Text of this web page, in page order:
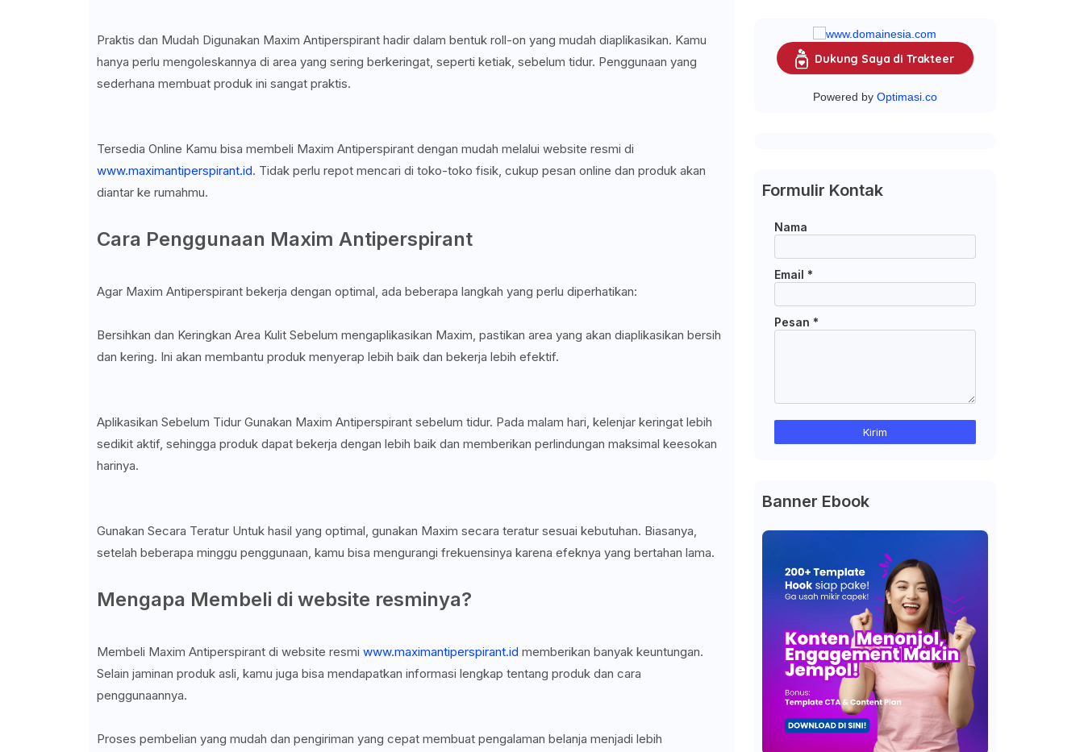
Praktis dan Mudah Digunakan Maxim Antiperspirant hadir dalam bentuk roll-on yang mudah diaplikasikan. Kamu
hanya perlu mengoleskannya di area yang sering berkeringat, seperti ketiak, sebelum tidur. Penggunaan yang
sederhana membuat produk ini sangat praktis.
Tersedia Online Kamu bisa membeli Maxim Antiperspirant dengan mudah melalui website resmi di
www.maximantiperspirant.id. Tidak perlu repot mencari di toko-toko fisik, cukup pesan online dan produk akan
diantar ke rumahmu.
Cara Penggunaan Maxim Antiperspirant
Agar Maxim Antiperspirant bekerja dengan optimal, ada beberapa langkah yang perlu diperhatikan:
Bersihkan dan Keringkan Area Kulit Sebelum mengaplikasikan Maxim, pastikan area yang akan diaplikasikan bersih
dan kering. Ini akan membantu produk menyerap lebih baik dan bekerja lebih efektif.
Aplikasikan Sebelum Tidur Gunakan Maxim Antiperspirant sebelum tidur. Pada malam hari, kelenjar keringat lebih
sedikit aktif, sehingga produk dapat bekerja dengan lebih baik dan memberikan perlindungan maksimal keesokan
harinya.
Gunakan Secara Teratur Untuk hasil yang optimal, gunakan Maxim secara teratur sesuai kebutuhan. Biasanya,
setelah beberapa minggu penggunaan, kamu bisa mengurangi frekuensinya karena efeknya yang bertahan lama.
Mengapa Membeli di website resminya?
Membeli Maxim Antiperspirant di website resmi www.maximantiperspirant.id memberikan banyak keuntungan.
Selain jaminan produk asli, kamu juga bisa mendapatkan informasi lengkap tentang produk dan cara
penggunaannya.
Proses pembelian yang mudah dan pengiriman yang cepat membuat pengalaman belanja menjadi lebih
Dukung Saya di Trakteer
Powered by Optimasi.co
Formulir Kontak
Nama
Email *
Pesan *
Banner Ebook